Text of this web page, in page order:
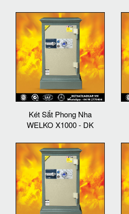
Két Sắt Phong Nha
WELKO X1000 - DK